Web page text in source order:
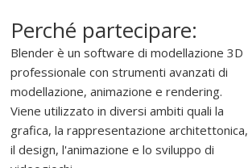
i
f
f
o
n
d
e
Perché partecipare:
Blender è un software di modellazione 3D
professionale con strumenti avanzati di
modellazione, animazione e rendering.
Viene utilizzato in diversi ambiti quali la
grafica, la rappresentazione architettonica,
il design, l'animazione e lo sviluppo di